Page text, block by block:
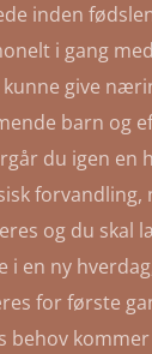
inden
i gang
kunne give
barn og
du igen en
forvandling,
og du skal
i en ny
for første
behov